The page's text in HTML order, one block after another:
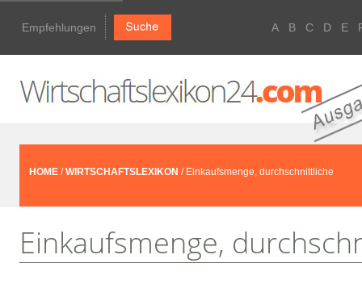
Empfehlungen A B C D E
HOME /WIRTSCHAFTSLEXIKON / Einkaufsmenge, durchschnittliche
Einkaufsmenge,